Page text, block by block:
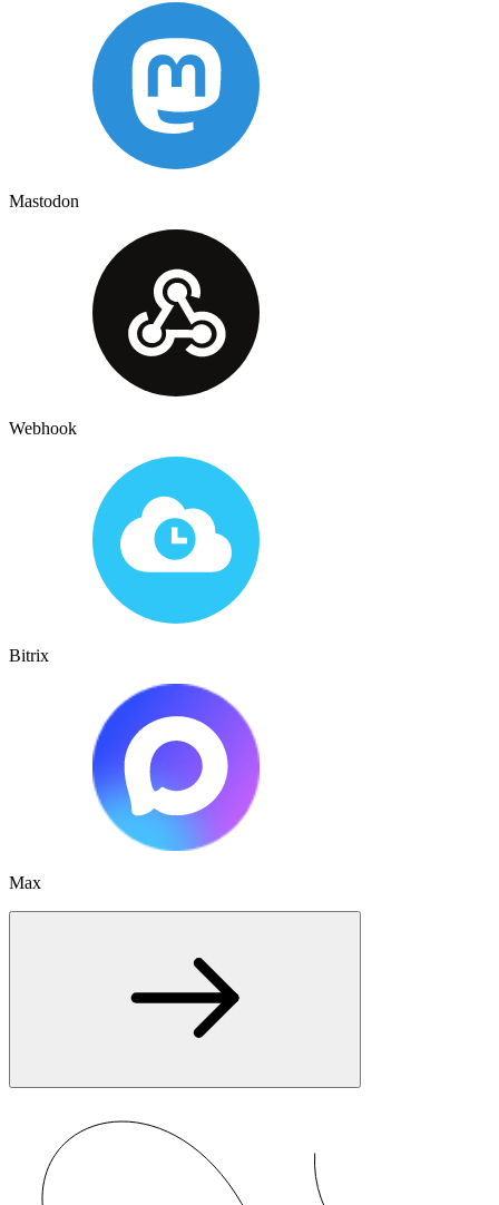
Mastodon
Webhook
Bitrix
Max